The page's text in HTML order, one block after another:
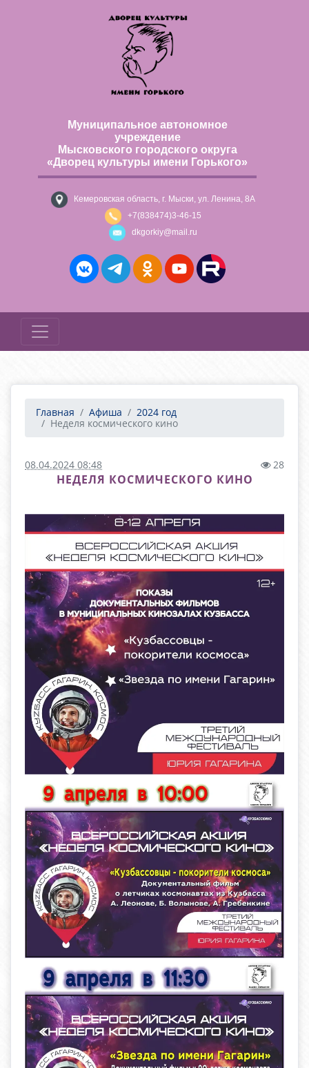
Муниципальное автономное
учреждение
Мысковского городского округа
«Дворец культуры имени Горького»
Кемеровская область, г. Мыски, ул. Ленина, 8А
+7(838474)3-46-15
dkgorkiy@mail.ru
Главная Афиша
2024 год
Неделя космического кино
08.04.2024 08:48 28
НЕДЕЛЯ КОСМИЧЕСКОГО КИНО